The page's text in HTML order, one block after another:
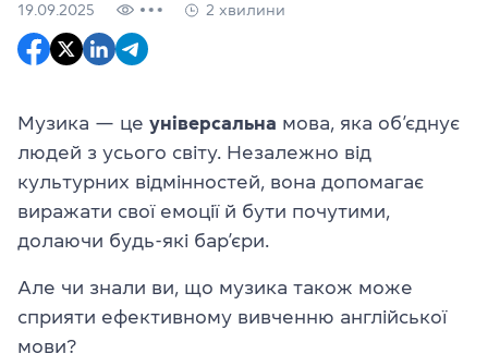
19.09.2025 2 хвилини
Музика — це універсальна мова, яка об’єднує
людей з усього світу. Незалежно від
культурних відмінностей, вона допомагає
виражати свої емоції й бути почутими,
долаючи будь-які бар’єри.
Але чи знали ви, що музика також може
сприяти ефективному вивченню англійської
мови?